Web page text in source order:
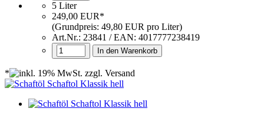
5 Liter
249,00 EUR*
(Grundpreis: 49,80 EUR pro Liter)
Art.Nr.: 23841 / EAN: 4017777238419
In den Warenkorb
*